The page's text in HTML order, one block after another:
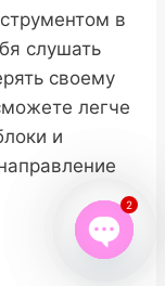
в
слушать
своему
легче
и
2